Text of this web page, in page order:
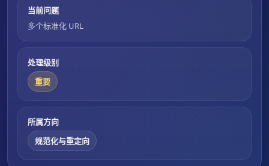
当前问题
多个标准化 URL
处理级别
重要
所属方向
规范化与重定向